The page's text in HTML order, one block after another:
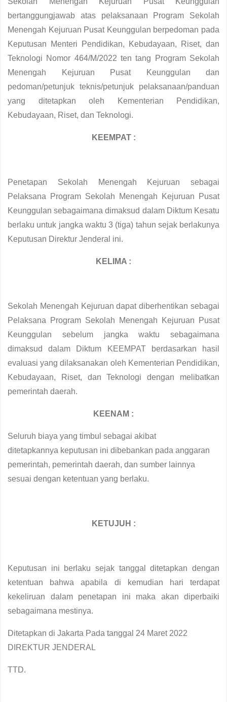
bertanggungjawab atas pelaksanaan Program Sekolah
Menengah Kejuruan Pusat Keunggulan berpedoman pada
Keputusan Menteri Pendidikan, Kebudayaan, Riset, dan
Teknologi Nomor 464/M/2022 ten tang Program Sekolah
Menengah Kejuruan Pusat Keunggulan dan
pedoman/petunjuk teknis/petunjuk pelaksanaan/panduan
yang ditetapkan oleh Kementerian Pendidikan,
Kebudayaan, Riset, dan Teknologi.
KEEMPAT :
Penetapan Sekolah Menengah Kejuruan sebagai
Pelaksana Program Sekolah Menengah Kejuruan Pusat
Keunggulan sebagaimana dimaksud dalam Diktum Kesatu
berlaku untuk jangka waktu 3 (tiga) tahun sejak berlakunya
Keputusan Direktur Jenderal ini.
KELIMA :
Sekolah Menengah Kejuruan dapat diberhentikan sebagai
Pelaksana Program Sekolah Menengah Kejuruan Pusat
Keunggulan sebelum jangka waktu sebagaimana
dimaksud dalam Diktum KEEMPAT berdasarkan hasil
evaluasi yang dilaksanakan oleh Kementerian Pendidikan,
Kebudayaan, Riset, dan Teknologi dengan melibatkan
pemerintah daerah.
KEENAM :
Seluruh biaya yang timbul sebagai akibat
ditetapkannya keputusan ini dibebankan pada anggaran
pemerintah, pemerintah daerah, dan sumber lainnya
sesuai dengan ketentuan yang berlaku.
KETUJUH :
Keputusan ini berlaku sejak tanggal ditetapkan dengan
ketentuan bahwa apabila di kemudian hari terdapat
kekeliruan dalam penetapan ini maka akan diperbaiki
sebagaimana mestinya.
Ditetapkan di Jakarta Pada tanggal 24 Maret 2022
DIREKTUR JENDERAL
TTD.